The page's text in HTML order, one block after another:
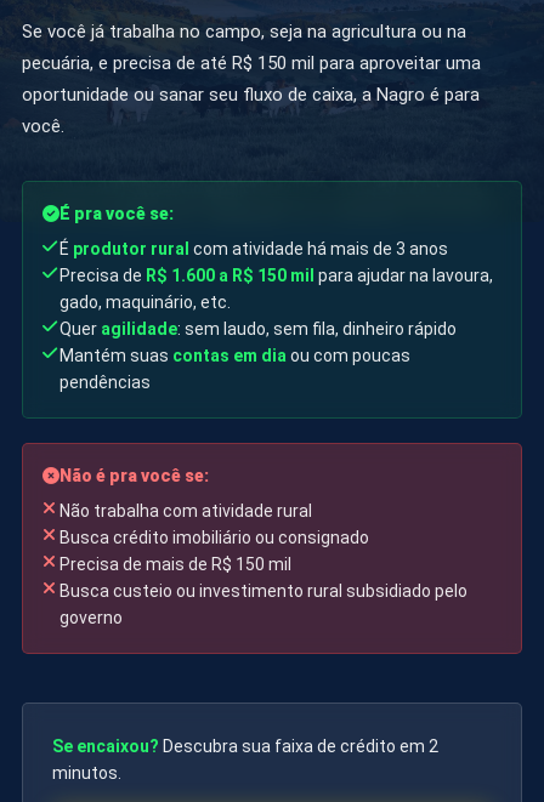
Se você já trabalha no campo, seja na agricultura ou na
pecuária, e precisa de até R$ 150 mil para aproveitar uma
oportunidade ou sanar seu fluxo de caixa, a Nagro é para
você.
É pra você se:
É produtor rural com atividade há mais de 3 anos
Precisa de R$ 1.600 a R$ 150 mil para ajudar na lavoura,
gado, maquinário, etc.
Quer agilidade: sem laudo, sem fila, dinheiro rápido
Mantém suas contas em dia ou com poucas
pendências
Não é pra você se:
Não trabalha com atividade rural
Busca crédito imobiliário ou consignado
Precisa de mais de R$ 150 mil
Busca custeio ou investimento rural subsidiado pelo
governo
Se encaixou? Descubra sua faixa de crédito em 2
minutos.